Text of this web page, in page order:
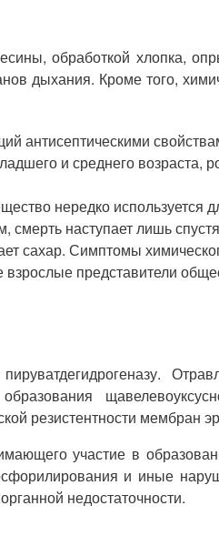
обработкой хлопка,
дыхания. Кроме того,
антисептическими
и среднего возраста,
нередко используется
наступает лишь
сахар. Симптомы
представители
резистентности мембран
участие в
и иные
недостаточности.